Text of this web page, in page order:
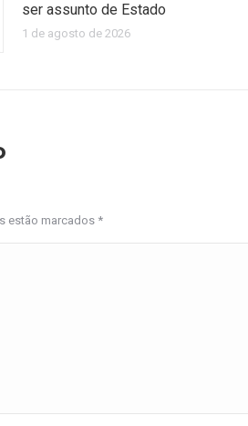
ser assunto de Estado
1 de agosto de 2026
estão marcados *